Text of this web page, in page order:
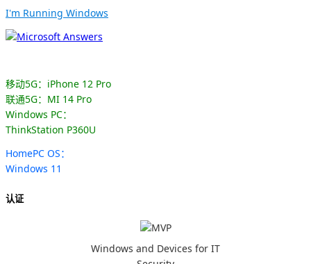
I'm Running Windows
移动5G：iPhone 12 Pro
联通5G：MI 14 Pro
Windows PC：
ThinkStation P360U
HomePC OS：
Windows 11
认证
Windows and Devices for IT